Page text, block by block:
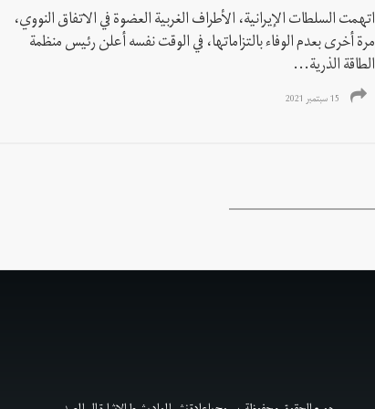
اتهمت السلطات الإيرانية، الأطراف الغربية العضوة في الاتفاق النووي،
مرة أخرى بعدم الوفاء بالتزاماتها، في الوقت نفسه أعلن رئيس منظمة
الطاقة الذرية...
15 سبتمبر 2021